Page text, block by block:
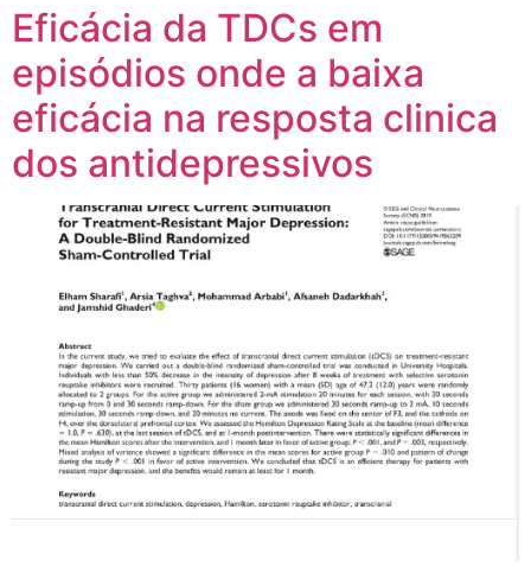
Eficácia da TDCs em
episódios onde a baixa
eficácia na resposta clinica
dos antidepressivos